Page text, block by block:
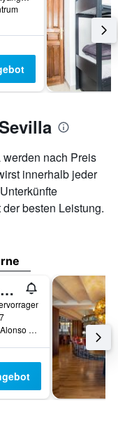
nach Preis
innerhalb jeder
besten Leistung.
Barceló Sevilla Renacimiento
Avenida de Alvaro Alonso Barba, Sevilla, Andalusien, Spanien